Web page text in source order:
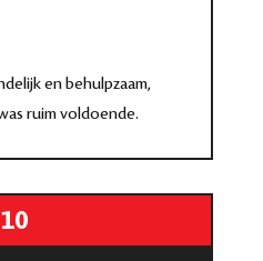
en behulpzaam,
ruim voldoende.
10